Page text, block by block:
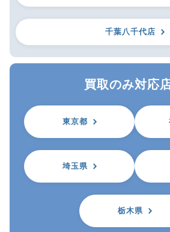
千葉八千代店
買取のみ対応
東京都
埼玉県
栃木県